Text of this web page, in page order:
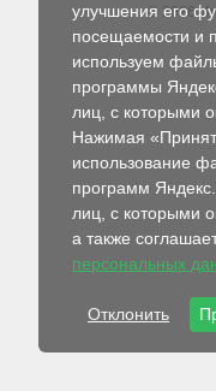
© 2026
улучшения его
посещаемости и
используем
программы
лиц, с которыми
Нажимая
использование
программ
лиц, с которыми
а также
персональных
Отклонить